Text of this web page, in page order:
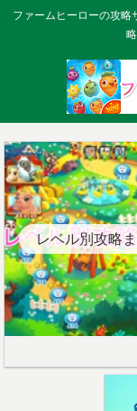
ファームヒーローの攻略
レベル別攻略